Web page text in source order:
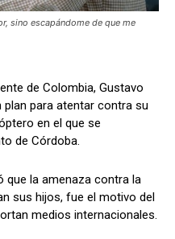
sino escapándome de que me
de Colombia, Gustavo
plan para atentar contra su
en el que se
de Córdoba.
que la amenaza contra la
sus hijos, fue el motivo del
medios internacionales.